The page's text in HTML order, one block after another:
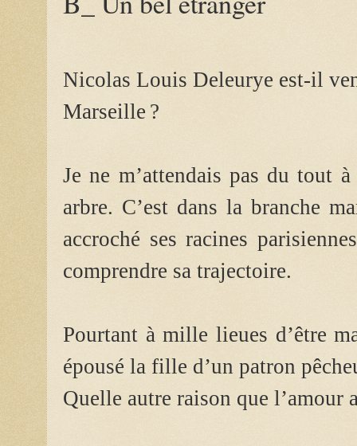
Nicolas Louis Deleurye est-il
Marseille ?
Je ne m’attendais pas du tout
arbre. C’est dans la branche
accroché ses racines
comprendre sa trajectoire.
Pourtant à mille lieues d’être
épousé la fille d’un patron
Quelle autre raison que l’amour